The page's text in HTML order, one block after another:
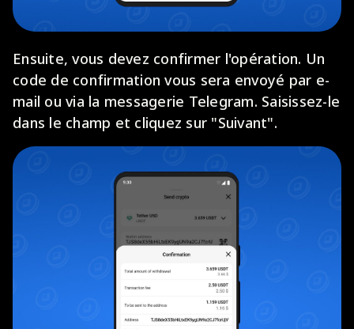
Ensuite, vous devez confirmer l'opération. Un
code de confirmation vous sera envoyé par e-
mail ou via la messagerie Telegram. Saisissez-le
dans le champ et cliquez sur "Suivant".